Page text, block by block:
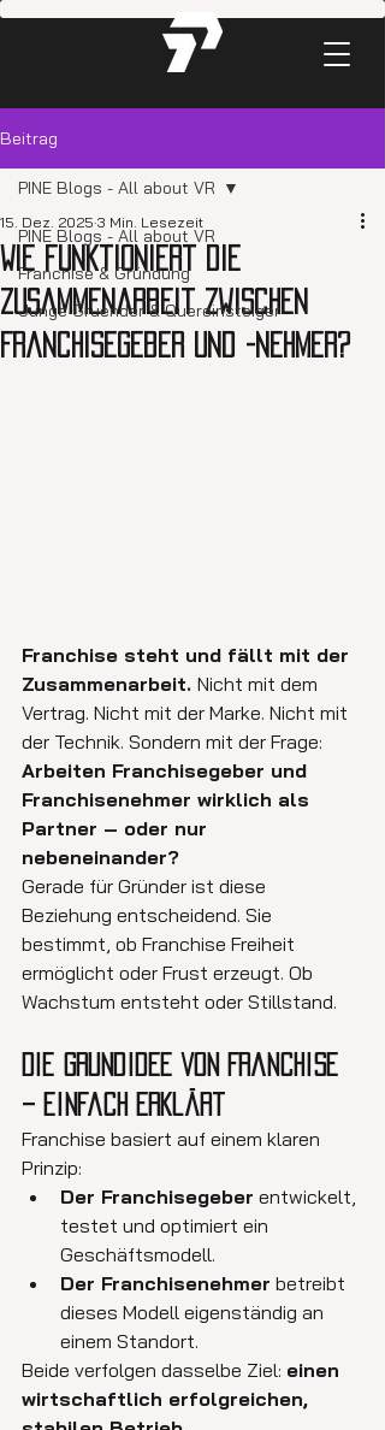
Beitrag
PINE Blogs - All about VR
Franchise & Gründung
Junge Gruender & Quereinsteiger
PINE Blogs - All about VR
Wie funktioniert die
Zusammenarbeit zwischen
Franchisegeber und -nehmer?
15. Dez. 2025 3 Min. Lesezeit
Franchise steht und fällt mit der
Zusammenarbeit. Nicht mit dem
Vertrag. Nicht mit der Marke. Nicht mit
der Technik. Sondern mit der Frage:
Arbeiten Franchisegeber und
Franchisenehmer wirklich als
Partner – oder nur
nebeneinander?
Gerade für Gründer ist diese
Beziehung entscheidend. Sie
bestimmt, ob Franchise Freiheit
ermöglicht oder Frust erzeugt. Ob
Wachstum entsteht oder Stillstand.
Die Grundidee von Franchise
– einfach erklärt
Franchise basiert auf einem klaren
Prinzip:
Der Franchisegeber entwickelt,
testet und optimiert ein
Geschäftsmodell.
Der Franchisenehmer betreibt
dieses Modell eigenständig an
einem Standort.
Beide verfolgen dasselbe Ziel: einen
wirtschaftlich erfolgreichen,